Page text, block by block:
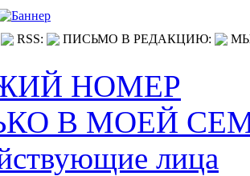
RSS: ПИСЬМО В РЕДАКЦИЮ:
НОМЕР
В МОЕЙ
лица